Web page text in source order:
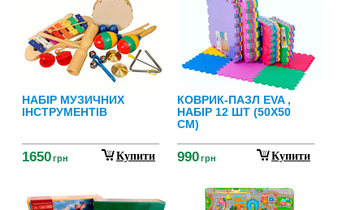
НАБІР МУЗИЧНИХ
ІНСТРУМЕНТІВ
1650грн Купити
КОВРИК-ПАЗЛ EVA ,
НАБІР 12 ШТ (50Х50
СМ)
990грн Купити